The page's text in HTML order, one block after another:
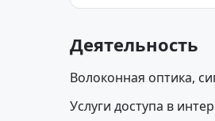
Деятельность
Волоконная оптика,
Услуги доступа в